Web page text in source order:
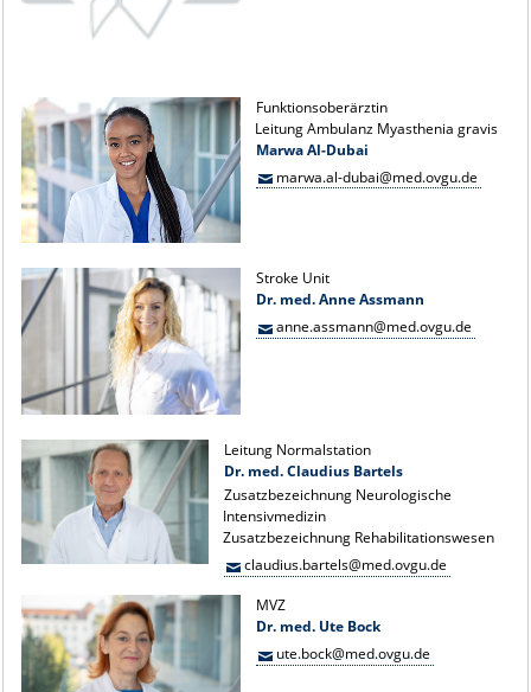
Funktionsoberärztin
Leitung Ambulanz Myasthenia gravis
Marwa Al-Dubai
marwa.al-dubai@med.ovgu.de
Stroke Unit
Dr. med. Anne Assmann
anne.assmann@med.ovgu.de
Leitung Normalstation
Dr. med. Claudius Bartels
Zusatzbezeichnung Neurologische
Intensivmedizin
Zusatzbezeichnung Rehabilitationswesen
claudius.bartels@med.ovgu.de
MVZ
Dr. med. Ute Bock
ute.bock@med.ovgu.de